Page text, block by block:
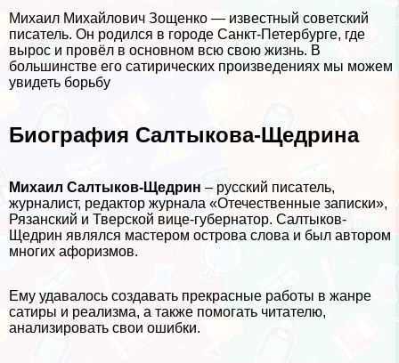
Михаил Михайлович Зощенко — известный советский
писатель. Он родился в городе Санкт-Петербурге, где
вырос и провёл в основном всю свою жизнь. В
большинстве его сатирических произведениях мы можем
увидеть борьбу
Биография Салтыкова-Щедрина
Михаил Салтыков-Щедрин – русский писатель,
журналист, редактор журнала «Отечественные записки»,
Рязанский и Тверской вице-губернатор. Салтыков-
Щедрин являлся мастером острова слова и был автором
многих афоризмов.
Ему удавалось создавать прекрасные работы в жанре
сатиры и реализма, а также помогать читателю,
анализировать свои ошибки.